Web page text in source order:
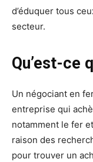
d’éduquer tous
secteur.
Qu’est-ce
Un négociant en
entreprise qui
notamment le fer
raison des
pour trouver un